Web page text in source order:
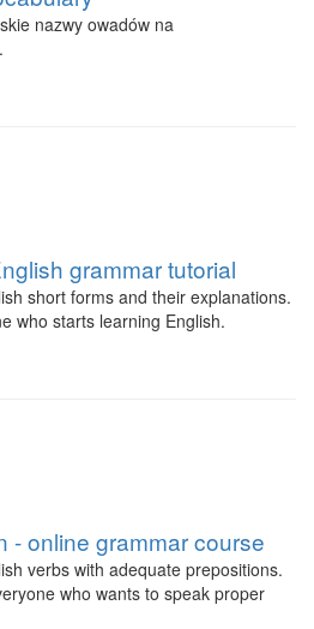
nazwy owadów na
grammar tutorial
short forms and their explanations.
who starts learning English.
- online grammar course
verbs with adequate prepositions.
who wants to speak proper